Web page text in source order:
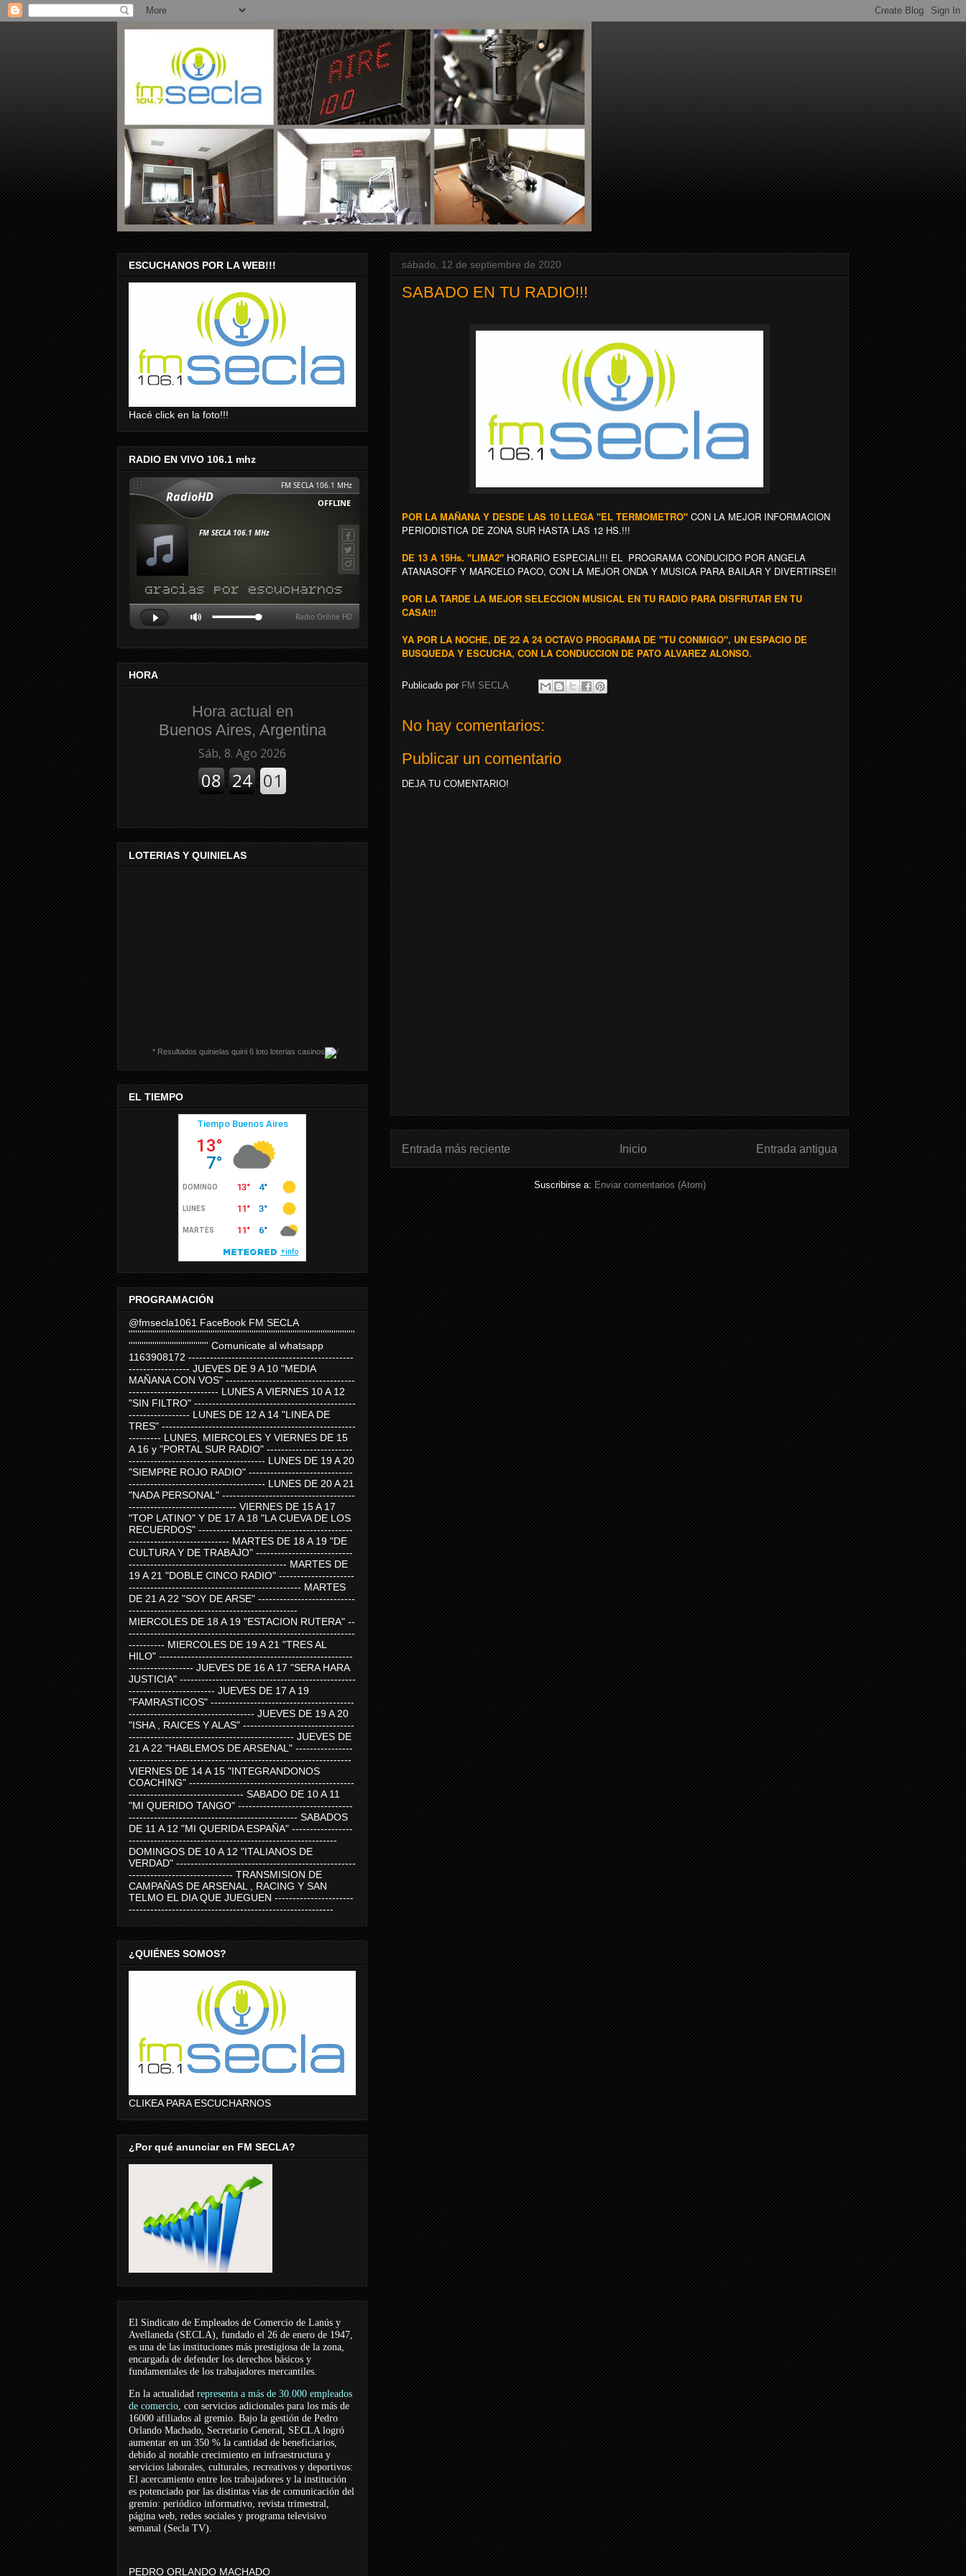
sábado, 12 de septiembre de 2020
SABADO EN TU RADIO!!!
POR LA MAÑANA Y DESDE LAS 10 LLEGA "EL TERMOMETRO" CON LA MEJOR INFORMACION
PERIODISTICA DE ZONA SUR HASTA LAS 12 HS.!!!
DE 13 A 15Hs. "LIMA2" HORARIO ESPECIAL!!! EL PROGRAMA CONDUCIDO POR ANGELA
ATANASOFF Y MARCELO PACO, CON LA MEJOR ONDA Y MUSICA PARA BAILAR Y DIVERTIRSE!!
POR LA TARDE LA MEJOR SELECCION MUSICAL EN TU RADIO PARA DISFRUTAR EN TU
CASA!!!
YA POR LA NOCHE, DE 22 A 24 OCTAVO PROGRAMA DE "TU CONMIGO", UN ESPACIO DE
BUSQUEDA Y ESCUCHA, CON LA CONDUCCION DE PATO ALVAREZ ALONSO.
Publicado por FM SECLA
No hay comentarios:
Publicar un comentario
DEJA TU COMENTARIO!
Entrada más reciente Entrada antigua
Inicio
Suscribirse a: Enviar comentarios (Atom)
ESCUCHANOS POR LA WEB!!!
Hacé click en la foto!!!
RADIO EN VIVO 106.1 mhz
HORA
Hora actual en
Buenos Aires, Argentina
LOTERIAS Y QUINIELAS
* Resultados quinielas quini 6 loto loterias casinos
EL TIEMPO
PROGRAMACIÓN
@fmsecla1061 FaceBook FM SECLA
'''''''''''''''''''''''''''''''''''''''''''''''''''''''''''''''''''''''''''''''''''''''''''''''''''''''''
''''''''''''''''''''''''''''''''''''' Comunicate al whatsapp
1163908172 ----------------------------------------------
----------------- JUEVES DE 9 A 10 "MEDIA
MAÑANA CON VOS" ------------------------------------
------------------------- LUNES A VIERNES 10 A 12
"SIN FILTRO" ---------------------------------------------
----------------- LUNES DE 12 A 14 "LINEA DE
TRES" ------------------------------------------------------
--------- LUNES, MIERCOLES Y VIERNES DE 15
A 16 y "PORTAL SUR RADIO" ------------------------
-------------------------------------- LUNES DE 19 A 20
"SIEMPRE ROJO RADIO" -----------------------------
-------------------------------------- LUNES DE 20 A 21
"NADA PERSONAL" -------------------------------------
------------------------------ VIERNES DE 15 A 17
"TOP LATINO" Y DE 17 A 18 "LA CUEVA DE LOS
RECUERDOS" -------------------------------------------
---------------------------- MARTES DE 18 A 19 "DE
CULTURA Y DE TRABAJO" ---------------------------
-------------------------------------------- MARTES DE
19 A 21 "DOBLE CINCO RADIO" ---------------------
------------------------------------------------ MARTES
DE 21 A 22 "SOY DE ARSE" ---------------------------
-----------------------------------------------
MIERCOLES DE 18 A 19 "ESTACION RUTERA" --
---------------------------------------------------------------
---------- MIERCOLES DE 19 A 21 "TRES AL
HILO" ------------------------------------------------------
------------------ JUEVES DE 16 A 17 "SERA HARA
JUSTICIA" -------------------------------------------------
------------------------ JUEVES DE 17 A 19
"FAMRASTICOS" ----------------------------------------
----------------------------------- JUEVES DE 19 A 20
"ISHA , RAICES Y ALAS" -------------------------------
---------------------------------------------- JUEVES DE
21 A 22 "HABLEMOS DE ARSENAL" ----------------
--------------------------------------------------------------
VIERNES DE 14 A 15 "INTEGRANDONOS
COACHING" ----------------------------------------------
-------------------------------- SABADO DE 10 A 11
"MI QUERIDO TANGO" --------------------------------
----------------------------------------------- SABADOS
DE 11 A 12 "MI QUERIDA ESPAÑA" -----------------
----------------------------------------------------------
DOMINGOS DE 10 A 12 "ITALIANOS DE
VERDAD" --------------------------------------------------
----------------------------- TRANSMISION DE
CAMPAÑAS DE ARSENAL , RACING Y SAN
TELMO EL DIA QUE JUEGUEN ----------------------
---------------------------------------------------------
¿QUIÉNES SOMOS?
CLIKEA PARA ESCUCHARNOS
¿Por qué anunciar en FM SECLA?
El Sindicato de Empleados de Comercio de Lanús y
Avellaneda (SECLA), fundado el 26 de enero de 1947,
es una de las instituciones más prestigiosa de la zona,
encargada de defender los derechos básicos y
fundamentales de los trabajadores mercantiles.
En la actualidad representa a más de 30.000 empleados
de comercio, con servicios adicionales para los más de
16000 afiliados al gremio. Bajo la gestión de Pedro
Orlando Machado, Secretario General, SECLA logró
aumentar en un 350 % la cantidad de beneficiarios,
debido al notable crecimiento en infraestructura y
servicios laborales, culturales, recreativos y deportivos:
El acercamiento entre los trabajadores y la institución
es potenciado por las distintas vías de comunicación del
gremio: periódico informativo, revista trimestral,
página web, redes sociales y programa televisivo
semanal (Secla TV).
PEDRO ORLANDO MACHADO